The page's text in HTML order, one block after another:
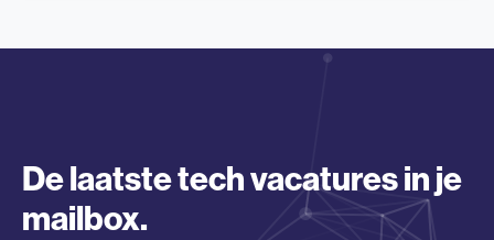
De laatste tech vacatures in je
mailbox.